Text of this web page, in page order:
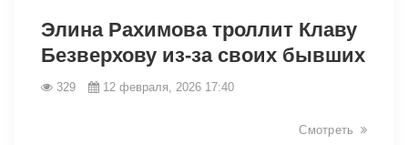
Элина Рахимова троллит Клаву
Безверхову из-за своих бывших
329 12 февраля, 2026 17:40
Смотреть